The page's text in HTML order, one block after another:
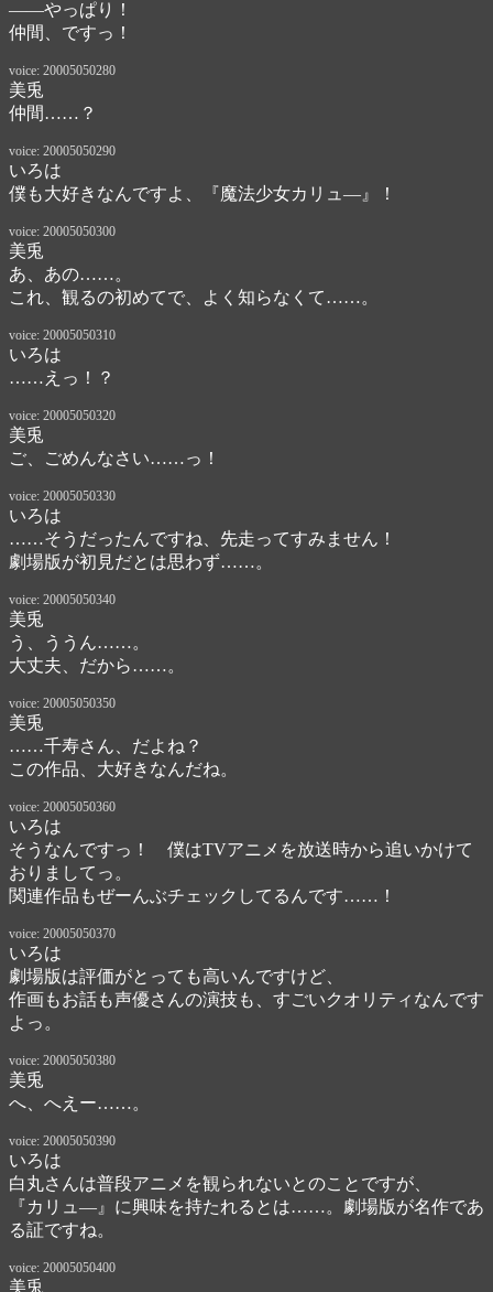
――やっぱり！
仲間、ですっ！
voice: 20005050280
美兎
仲間……？
voice: 20005050290
いろは
僕も大好きなんですよ、『魔法少女カリュ―』！
voice: 20005050300
美兎
あ、あの……。
これ、観るの初めてで、よく知らなくて……。
voice: 20005050310
いろは
……えっ！？
voice: 20005050320
美兎
ご、ごめんなさい……っ！
voice: 20005050330
いろは
……そうだったんですね、先走ってすみません！
劇場版が初見だとは思わず……。
voice: 20005050340
美兎
う、ううん……。
大丈夫、だから……。
voice: 20005050350
美兎
……千寿さん、だよね？
この作品、大好きなんだね。
voice: 20005050360
いろは
そうなんですっ！　僕はTVアニメを放送時から追いかけて
おりましてっ。
関連作品もぜーんぶチェックしてるんです……！
voice: 20005050370
いろは
劇場版は評価がとっても高いんですけど、
作画もお話も声優さんの演技も、すごいクオリティなんです
よっ。
voice: 20005050380
美兎
へ、へえー……。
voice: 20005050390
いろは
白丸さんは普段アニメを観られないとのことですが、
『カリュ―』に興味を持たれるとは……。劇場版が名作であ
る証ですね。
voice: 20005050400
美兎